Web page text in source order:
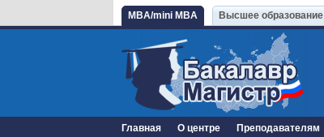
MBA/mini MBA Высшее образование
Главная О центре Преподавателям